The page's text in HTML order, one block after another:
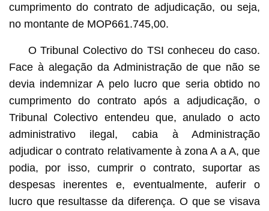
cumprimento do contrato de adjudicação, ou seja,
no montante de MOP661.745,00.
O Tribunal Colectivo do TSI conheceu do caso.
Face à alegação da Administração de que não se
devia indemnizar A pelo lucro que seria obtido no
cumprimento do contrato após a adjudicação, o
Tribunal Colectivo entendeu que, anulado o acto
administrativo ilegal, cabia à Administração
adjudicar o contrato relativamente à zona A a A, que
podia, por isso, cumprir o contrato, suportar as
despesas inerentes e, eventualmente, auferir o
lucro que resultasse da diferença. O que se visava